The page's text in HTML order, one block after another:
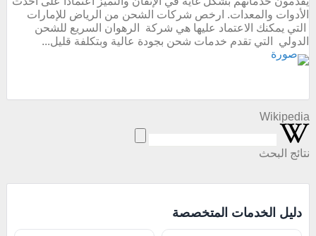
الأدوات والمعدات. ارخص شركات الشحن من الرياض للإمارات
التي يمكنك الاعتماد عليها هي شركة الرهوان السريع للشحن
الدولي التي تقدم خدمات شحن بجودة عالية وبتكلفة قليل...
Wikipedia
نتائج البحث
دليل الخدمات المتخصصة